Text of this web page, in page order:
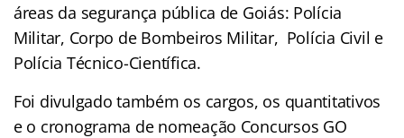
áreas da segurança pública de Goiás: Polícia
Militar, Corpo de Bombeiros Militar, Polícia Civil e
Polícia Técnico-Científica.
Foi divulgado também os cargos, os quantitativos
e o cronograma de nomeação Concursos GO